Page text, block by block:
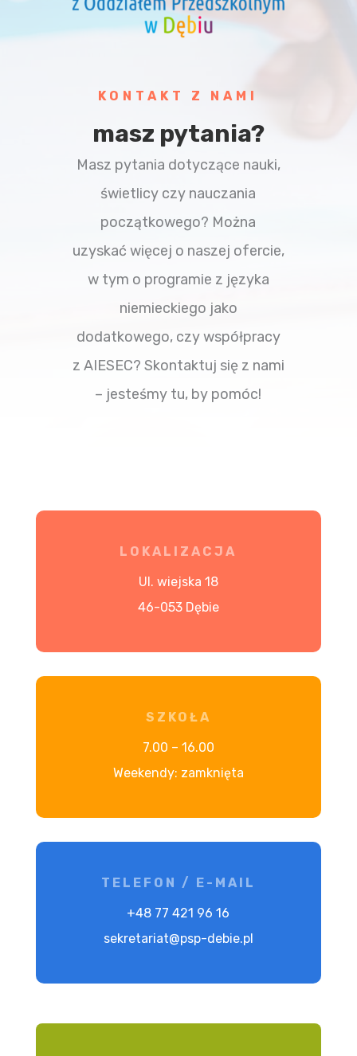
KONTAKT Z NAMI
masz pytania?
Masz pytania dotyczące nauki,
świetlicy czy nauczania
początkowego? Można
uzyskać więcej o naszej ofercie,
w tym o programie z języka
niemieckiego jako
dodatkowego, czy współpracy
z AIESEC? Skontaktuj się z nami
– jesteśmy tu, by pomóc!
LOKALIZACJA
Ul. wiejska 18
46-053 Dębie
SZKOŁA
7.00 – 16.00
Weekendy: zamknięta
TELEFON / E-MAIL
+48 77 421 96 16
sekretariat@psp-debie.pl